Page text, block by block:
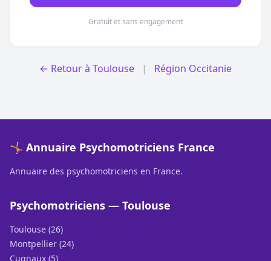
Gratuit et sans engagement
← Retour à Toulouse | Région Occitanie
🤸 Annuaire Psychomotriciens France
Annuaire des psychomotriciens en France.
Psychomotriciens — Toulouse
Toulouse (26)
Montpellier (24)
Cugnaux (5)